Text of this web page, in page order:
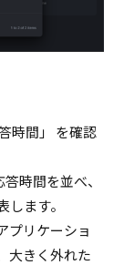
時間」 を確認
時間を並べ、
ます。
プリケーショ
大きく外れた